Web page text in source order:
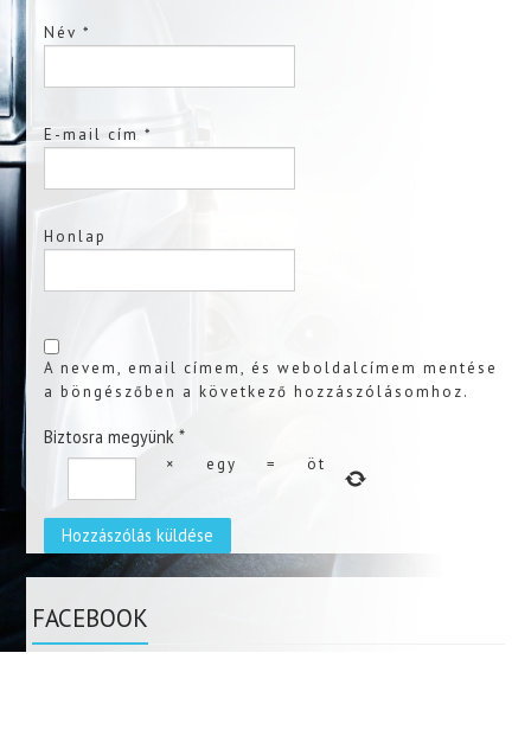
Név*
E-mail cím*
Honlap
A nevem, email címem, és weboldalcímem mentése
a böngészőben a következő hozzászólásomhoz.
Biztosra megyünk *
× egy = öt
FACEBOOK